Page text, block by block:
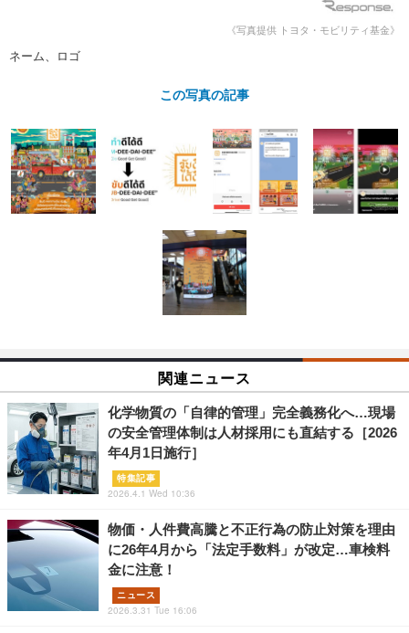
クト
ショップレポート
レストア
カーメーカー「旧車」関連プロジ
インタビュー
イベント告知 イベントレポート
《写真提供 トヨタ・モビリティ基金》
ネーム、ロゴ
この写真の記事
関連ニュース
化学物質の「自律的管理」完全義務化へ…現場
の安全管理体制は人材採用にも直結する［2026
年4月1日施行］
特集記事
2026.4.1 Wed 10:36
物価・人件費高騰と不正行為の防止対策を理由
に26年4月から「法定手数料」が改定…車検料
金に注意！
ニュース
2026.3.31 Tue 16:06